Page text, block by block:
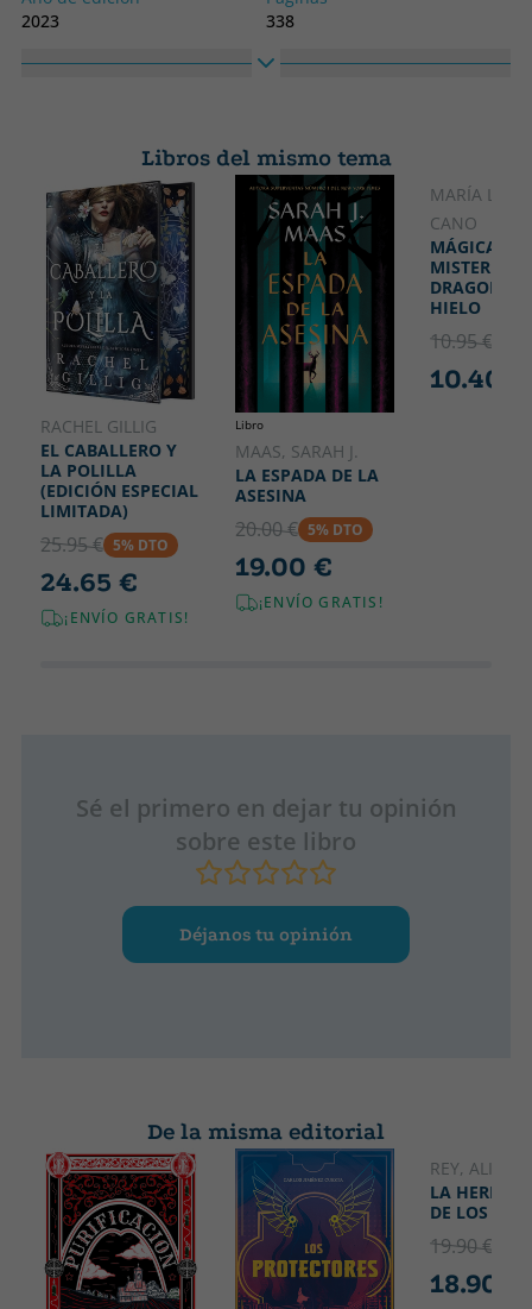
están ocurriendo en Londres y que, sin duda, tiene que ver
con algún brujo o bruja que ha huido de Lilith. Allí, tienen
como misión proteger la seguridad de una humana por
Guardián? ¿De verdad ha vuelto la Orden de Medusa?
2023
338
Idioma
150
Libros del mismo tema
RACHEL GILLIG
EL CABALLERO Y
LA POLILLA
(EDICIÓN ESPECIAL
LIMITADA)
25.95 € 5% DTO
24.65 €
¡ENVÍO GRATIS!
Libro
MAAS, SARAH J.
LA ESPADA DE LA
ASESINA
20.00 € 5% DTO
19.00 €
¡ENVÍO GRATIS!
MARÍA
CANO
MÁGICAS 1
MISTERIO
DRAGONES
HIELO
10.95 €
10.40 €
Sé el primero en dejar tu opinión
sobre este libro
Déjanos tu opinión
De la misma editorial
REY, ALICIA
LA
DE LOS
19.90 €
18.90 €